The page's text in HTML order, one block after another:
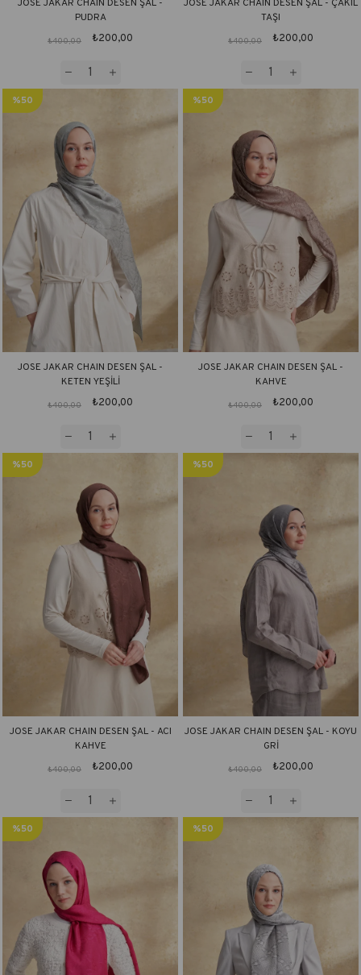
JOSE JAKAR CHAIN DESEN ŞAL -
PUDRA
₺200,00
₺400,00
JOSE JAKAR CHAIN DESEN ŞAL - ÇAKIL
TAŞI
₺200,00
₺400,00
JOSE JAKAR CHAIN DESEN ŞAL -
KETEN YEŞİLİ
₺200,00
₺400,00
%50
JOSE JAKAR CHAIN DESEN ŞAL -
KAHVE
₺200,00
₺400,00
%50
JOSE JAKAR CHAIN DESEN ŞAL - ACI
KAHVE
₺200,00
₺400,00
%50
JOSE JAKAR CHAIN DESEN ŞAL - KOYU
GRİ
₺200,00
₺400,00
%50
%50
%50